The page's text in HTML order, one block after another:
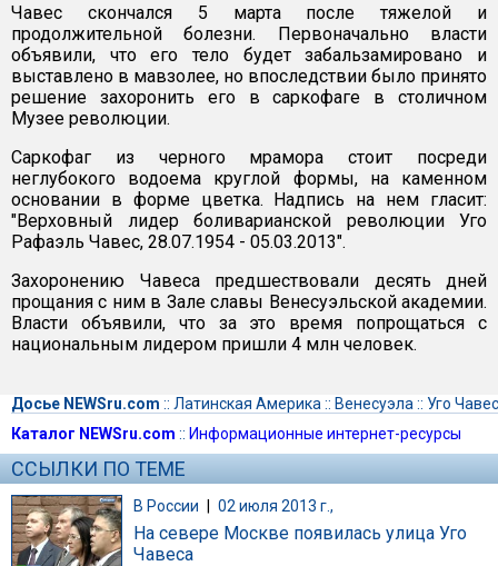
Чавес скончался 5 марта после тяжелой и
продолжительной болезни. Первоначально власти
объявили, что его тело будет забальзамировано и
выставлено в мавзолее, но впоследствии было принято
решение захоронить его в саркофаге в столичном
Музее революции.
Саркофаг из черного мрамора стоит посреди
неглубокого водоема круглой формы, на каменном
основании в форме цветка. Надпись на нем гласит:
"Верховный лидер боливарианской революции Уго
Рафаэль Чавес, 28.07.1954 - 05.03.2013".
Захоронению Чавеса предшествовали десять дней
прощания с ним в Зале славы Венесуэльской академии.
Власти объявили, что за это время попрощаться с
национальным лидером пришли 4 млн человек.
Досье NEWSru.com :: Латинская Америка :: Венесуэла :: Уго Чавес
Каталог NEWSru.com :: Информационные интернет-ресурсы
ССЫЛКИ ПО ТЕМЕ
В России | 02 июля 2013 г.,
На севере Москве появилась улица Уго
Чавеса